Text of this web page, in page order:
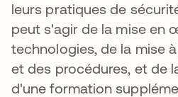
leurs pratiques de
peut s'agir de la mise en
technologies, de la mise
et des procédures, et de
d'une formation